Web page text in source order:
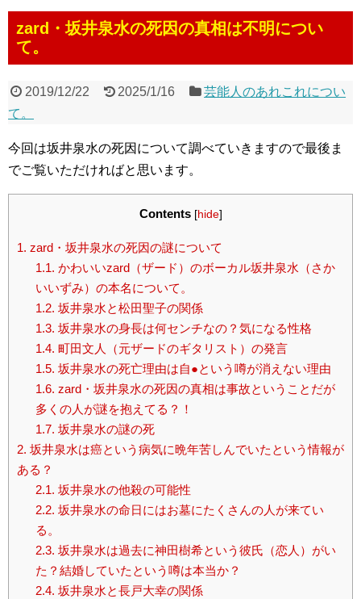
zard・坂井泉水の死因の真相は不明につい
て。
2019/12/22 2025/1/16
芸能人のあれこれについ
て。
今回は坂井泉水の死因について調べていきますので最後ま
でご覧いただければと思います。
Contents [hide]
1. zard・坂井泉水の死因の謎について
1.1. かわいいzard（ザード）のボーカル坂井泉水（さか
いいずみ）の本名について。
1.2. 坂井泉水と松田聖子の関係
1.3. 坂井泉水の身長は何センチなの？気になる性格
1.4. 町田文人（元ザードのギタリスト）の発言
1.5. 坂井泉水の死亡理由は自●という噂が消えない理由
1.6. zard・坂井泉水の死因の真相は事故ということだが
多くの人が謎を抱えてる？！
1.7. 坂井泉水の謎の死
2. 坂井泉水は癌という病気に晩年苦しんでいたという情報が
ある？
2.1. 坂井泉水の他殺の可能性
2.2. 坂井泉水の命日にはお墓にたくさんの人が来てい
る。
2.3. 坂井泉水は過去に神田樹希という彼氏（恋人）がい
た？結婚していたという噂は本当か？
2.4. 坂井泉水と長戸大幸の関係